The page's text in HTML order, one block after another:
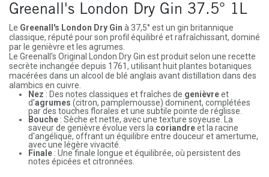
Greenall's London Dry Gin 37.5° 1L
Le Greenall's London Dry Gin à 37,5° est un gin britannique
classique, réputé pour son profil équilibré et rafraîchissant, dominé
par le genièvre et les agrumes.
Le Greenall's Original London Dry Gin est produit selon une recette
secrète inchangée depuis 1761, utilisant huit plantes botaniques
macérées dans un alcool de blé anglais avant distillation dans des
alambics en cuivre.
Nez : Des notes classiques et fraîches de genièvreet
d'agrumes (citron, pamplemousse) dominent, complétées
par des touches florales et une subtile pointe de réglisse.
Bouche : Sèche et nette, avec une texture soyeuse. La
saveur de genièvre évolue vers la coriandreet la racine
d'angélique, offrant un équilibre entre douceur et amertume,
avec une légère vivacité.
Finale : Une finale longue et équilibrée, où persistent des
notes épicées et citronnées.